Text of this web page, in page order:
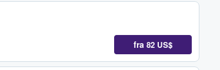
fra 82 US$